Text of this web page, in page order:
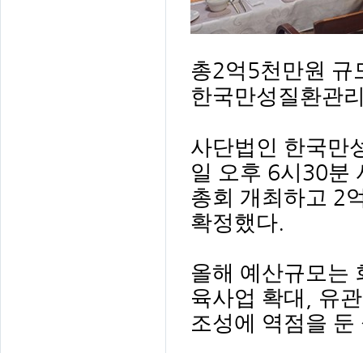
총2억 5천만원 규
한국만성질환관
사단법인 한국만
일 오후 6시 30분
총회 개최하고 2
확정했다.
올해 예산규모는
육사업 확대
유
조성에 역점을